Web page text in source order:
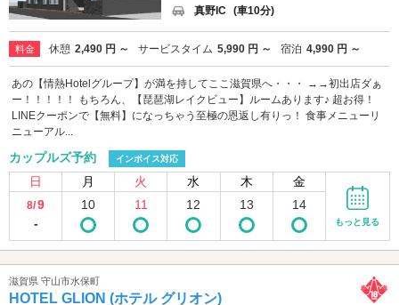
真野IC (車10分)
料金 休憩 2,490 円 ～ サービスタイム 5,990 円 ～ 宿泊 4,990 円 ～
あの【情熱Hotelグループ】が満を持してここ滋賀県へ・・・ →→初出店ダぁ
ー！！！！！ もちろん、【琵琶湖レイクビュー】ルームあります♪ 超お得！
LINEクーポンで【無料】になっちゃう至極の恩返し有りっ！ 食事メニューリ
ニューアル...
カップルズ予約 インボイス対応
日 月 火 水 木 金
8/9
-
10 11 12 13 14
もっと見る
滋賀県 守山市水保町
HOTEL GLION (ホテル グリオン)